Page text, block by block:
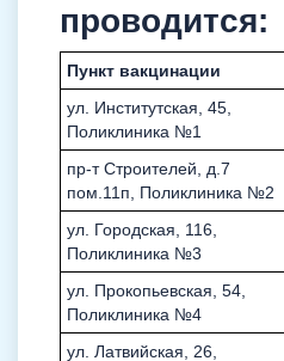
проводится:
Пункт вакцинации
ул. Институтская, 45,
Поликлиника №1
пр-т Строителей, д.7
пом.11п, Поликлиника №2
ул. Городская, 116,
Поликлиника №3
ул. Прокопьевская, 54,
Поликлиника №4
ул. Латвийская, 26,